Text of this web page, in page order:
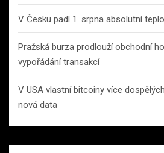
V Česku padl 1. srpna absolutní
Pražská burza prodlouží obchodní
vypořádání transakcí
V USA vlastní bitcoiny více
nová data